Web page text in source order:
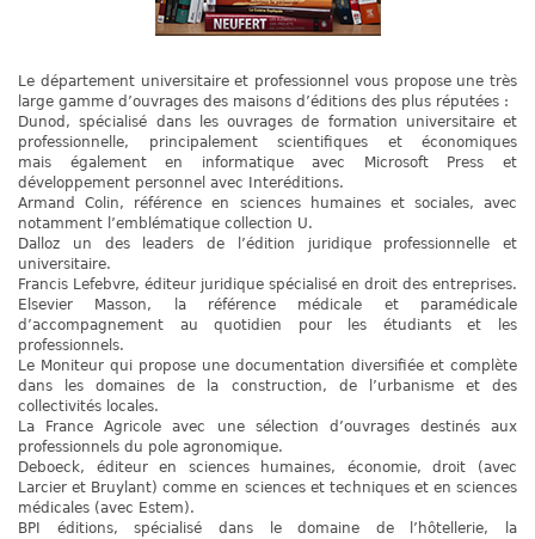
Le département universitaire et professionnel vous propose une très
large gamme d’ouvrages des maisons d’éditions des plus réputées :
Dunod, spécialisé dans les ouvrages de formation universitaire et
professionnelle, principalement scientifiques et économiques
mais également en informatique avec Microsoft Press et
développement personnel avec Interéditions.
Armand Colin, référence en sciences humaines et sociales, avec
notamment l’emblématique collection U.
Dalloz un des leaders de l’édition juridique professionnelle et
universitaire.
Francis Lefebvre, éditeur juridique spécialisé en droit des entreprises.
Elsevier Masson, la référence médicale et paramédicale
d’accompagnement au quotidien pour les étudiants et les
professionnels.
Le Moniteur qui propose une documentation diversifiée et complète
dans les domaines de la construction, de l’urbanisme et des
collectivités locales.
La France Agricole avec une sélection d’ouvrages destinés aux
professionnels du pole agronomique.
Deboeck, éditeur en sciences humaines, économie, droit (avec
Larcier et Bruylant) comme en sciences et techniques et en sciences
médicales (avec Estem).
BPI éditions, spécialisé dans le domaine de l’hôtellerie, la